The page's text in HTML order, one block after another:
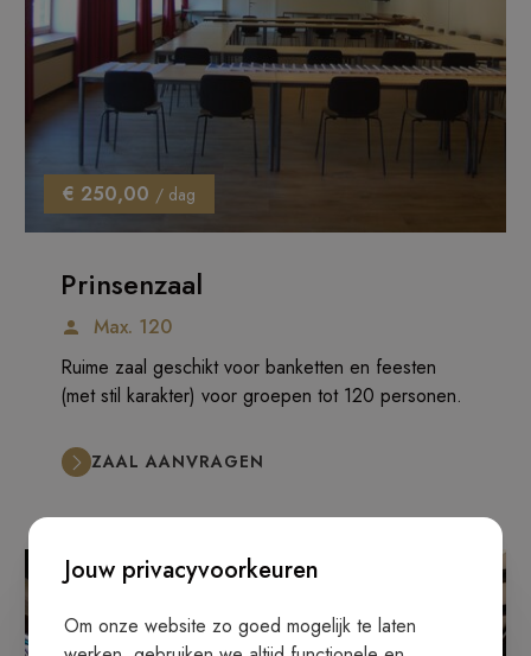
€ 250,00 / dag
Prinsenzaal
Max. 120
Ruime zaal geschikt voor banketten en feesten
(met stil karakter) voor groepen tot 120 personen.
ZAAL AANVRAGEN
Jouw privacyvoorkeuren
Om onze website zo goed mogelijk te laten